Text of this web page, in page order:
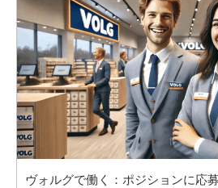
ヴォルグで働く：ポジションに応